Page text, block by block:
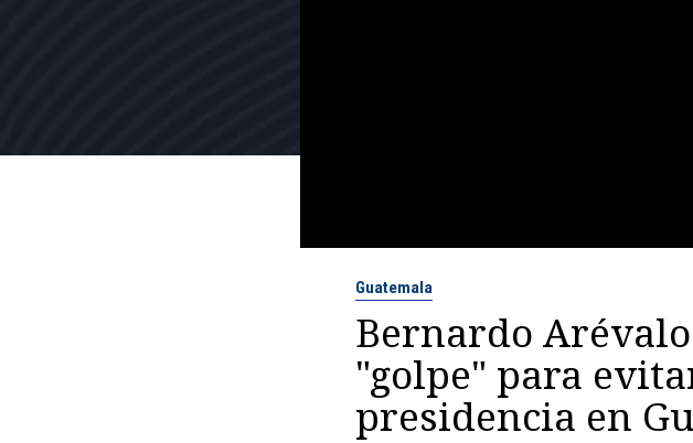
Guatemala
Bernardo
"golpe" para
presidencia en